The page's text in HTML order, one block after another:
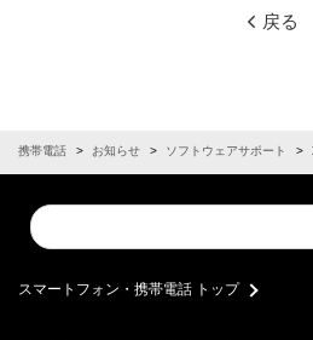
戻る
・携帯電話 お知らせ ソフトウェアサポート
Conduct
a
スマートフォン・携帯電話 トップ